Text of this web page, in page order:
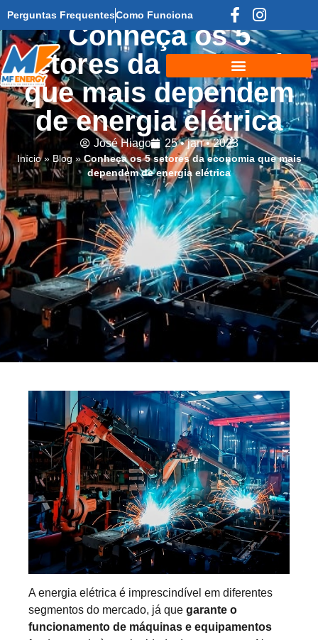
Perguntas FrequentesComo Funciona
Conheça os 5
setores da economia
que mais dependem
de energia elétrica
José Hiago 25 • jan • 2023
Início» Blog »Conheça os 5 setores da economia que mais
dependem de energia elétrica
A energia elétrica é imprescindível em diferentes
segmentos do mercado, já que garante o
funcionamento de máquinas e equipamentos